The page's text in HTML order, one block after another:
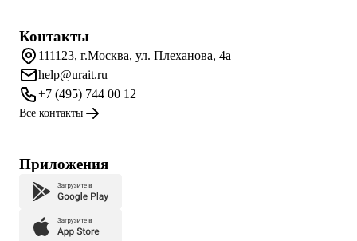
Контакты
111123, г.Москва, ул. Плеханова, 4а
help@urait.ru
+7 (495) 744 00 12
Все контакты
Приложения